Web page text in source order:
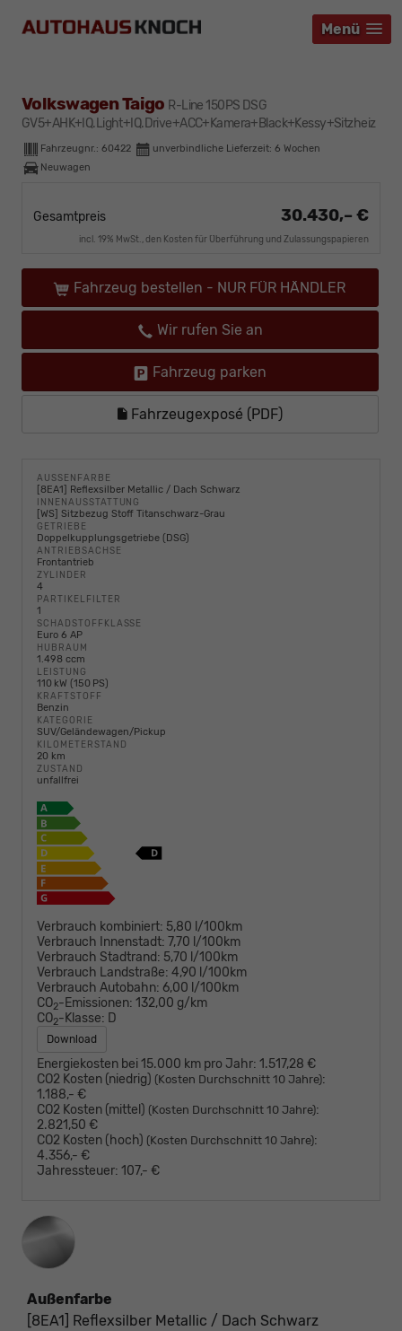
Menü
Menü
Menü
Volkswagen Taigo R-Line 150PS DSG
GV5+AHK+IQ.Light+IQ.Drive+ACC+Kamera+Black+Kessy+Sitzheiz
Fahrzeugnr.: 60422 unverbindliche Lieferzeit: 6 Wochen
Neuwagen
Gesamtpreis 30.430,– €
incl. 19% MwSt., den Kosten für Überführung und Zulassungspapieren
Fahrzeug bestellen - NUR FÜR HÄNDLER
Wir rufen Sie an
Fahrzeug parken
Fahrzeugexposé (PDF)
AUSSENFARBE
[8EA1] Reflexsilber Metallic / Dach Schwarz
INNENAUSSTATTUNG
[WS] Sitzbezug Stoff Titanschwarz-Grau
GETRIEBE
Doppelkupplungsgetriebe (DSG)
ANTRIEBSACHSE
Frontantrieb
ZYLINDER
4
PARTIKELFILTER
1
SCHADSTOFFKLASSE
Euro 6 AP
HUBRAUM
1.498 ccm
LEISTUNG
110 kW (150 PS)
KRAFTSTOFF
Benzin
KATEGORIE
SUV/Geländewagen/Pickup
KILOMETERSTAND
20 km
ZUSTAND
unfallfrei
Verbrauch kombiniert: 5,80 l/100km
Verbrauch Innenstadt: 7,70 l/100km
Verbrauch Stadtrand: 5,70 l/100km
Verbrauch Landstraße: 4,90 l/100km
Verbrauch Autobahn: 6,00 l/100km
CO2-Emissionen: 132,00 g/km
CO2-Klasse: D
Download
Energiekosten bei 15.000 km pro Jahr: 1.517,28 €
CO2 Kosten (niedrig) (Kosten Durchschnitt 10 Jahre):
1.188,- €
CO2 Kosten (mittel) (Kosten Durchschnitt 10 Jahre):
2.821,50 €
CO2 Kosten (hoch) (Kosten Durchschnitt 10 Jahre):
4.356,- €
Jahressteuer: 107,- €
Außenfarbe
[8EA1] Reflexsilber Metallic / Dach Schwarz